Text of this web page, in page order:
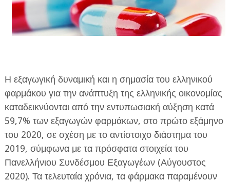
ΠΟΛΙΤΙΣΜΟΣ
ΠΕΡΙΒΑΛΛΟΝ
ΕΦΗΜΕΡΙΔΑ Η ΠΑΡΓΑ
ΠΛΗΡΟΦΟΡΙΕΣ
Η εξαγωγική δυναμική και η σημασία του ελληνικού
φαρμάκου για την ανάπτυξη της ελληνικής οικονομίας
καταδεικνύονται από την εντυπωσιακή αύξηση κατά
59,7% των εξαγωγών φαρμάκων, στο πρώτο εξάμηνο
του 2020, σε σχέση με το αντίστοιχο διάστημα του
2019, σύμφωνα με τα πρόσφατα στοιχεία του
Πανελλήνιου Συνδέσμου Εξαγωγέων (Αύγουστος
2020). Τα τελευταία χρόνια, τα φάρμακα παραμένουν